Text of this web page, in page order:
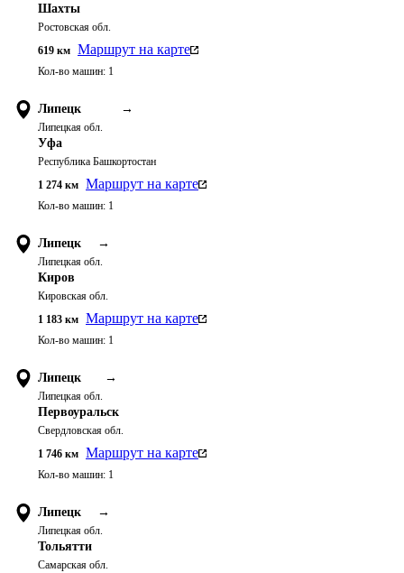
Шахты
Ростовская обл.
619 км Маршрут на карте
Кол-во машин: 1
Липецк →
Липецкая обл.
Уфа
Республика Башкортостан
1 274 км Маршрут на карте
Кол-во машин: 1
Липецк →
Липецкая обл.
Киров
Кировская обл.
1 183 км Маршрут на карте
Кол-во машин: 1
Липецк →
Липецкая обл.
Первоуральск
Свердловская обл.
1 746 км Маршрут на карте
Кол-во машин: 1
Липецк →
Липецкая обл.
Тольятти
Самарская обл.